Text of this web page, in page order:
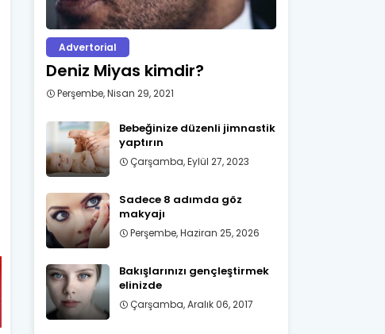
Advertorial
Deniz Miyas kimdir?
Perşembe, Nisan 29, 2021
Bebeğinize düzenli jimnastik
yaptırın
Çarşamba, Eylül 27, 2023
Sadece 8 adımda göz
makyajı
Perşembe, Haziran 25, 2026
Bakışlarınızı gençleştirmek
elinizde
Çarşamba, Aralık 06, 2017